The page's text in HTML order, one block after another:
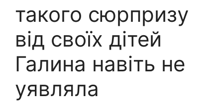
такого сюрпризу
від своїх дітей
Галина навіть не
уявляла